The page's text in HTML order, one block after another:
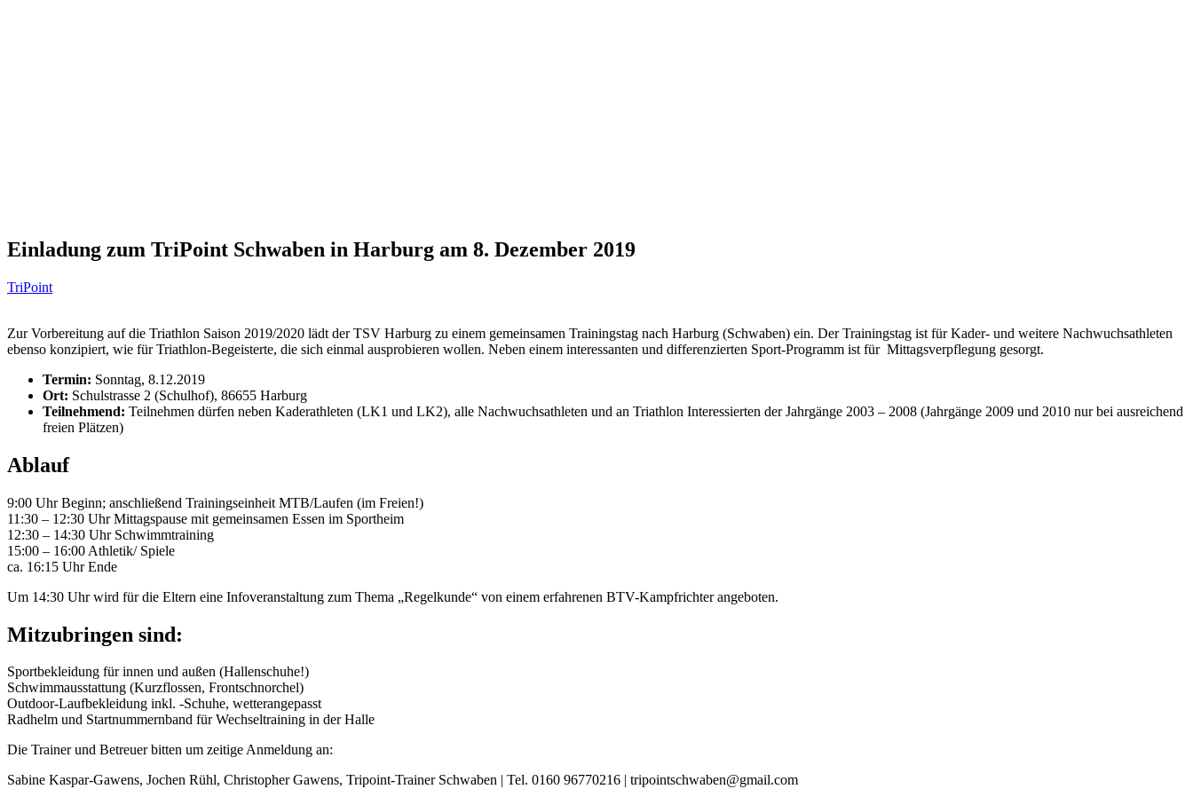
Einladung zum TriPoint Schwaben in Harburg am 8. Dezember 2019
TriPoint
Zur Vorbereitung auf die Triathlon Saison 2019/2020 lädt der TSV Harburg zu einem gemeinsamen Trainingstag nach Harburg (Schwaben) ein. Der Trainingstag ist für Kader- und weitere Nachwuchsathleten
ebenso konzipiert, wie für Triathlon-Begeisterte, die sich einmal ausprobieren wollen. Neben einem interessanten und differenzierten Sport-Programm ist für Mittagsverpflegung gesorgt.
Termin: Sonntag, 8.12.2019
Ort: Schulstrasse 2 (Schulhof), 86655 Harburg
Teilnehmend: Teilnehmen dürfen neben Kaderathleten (LK1 und LK2), alle Nachwuchsathleten und an Triathlon Interessierten der Jahrgänge 2003 – 2008 (Jahrgänge 2009 und 2010 nur bei ausreichend
freien Plätzen)
Ablauf
9:00 Uhr Beginn; anschließend Trainingseinheit MTB/Laufen (im Freien!)
11:30 – 12:30 Uhr Mittagspause mit gemeinsamen Essen im Sportheim
12:30 – 14:30 Uhr Schwimmtraining
15:00 – 16:00 Athletik/ Spiele
ca. 16:15 Uhr Ende
Um 14:30 Uhr wird für die Eltern eine Infoveranstaltung zum Thema „Regelkunde“ von einem erfahrenen BTV-Kampfrichter angeboten.
Mitzubringen sind:
Sportbekleidung für innen und außen (Hallenschuhe!)
Schwimmausstattung (Kurzflossen, Frontschnorchel)
Outdoor-Laufbekleidung inkl. -Schuhe, wetterangepasst
Radhelm und Startnummernband für Wechseltraining in der Halle
Die Trainer und Betreuer bitten um zeitige Anmeldung an:
Sabine Kaspar-Gawens, Jochen Rühl, Christopher Gawens, Tripoint-Trainer Schwaben | Tel. 0160 96770216 | tripointschwaben@gmail.com